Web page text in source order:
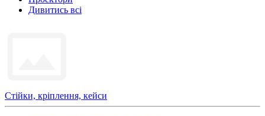
Дивитись всі
Стійки, кріплення, кейси